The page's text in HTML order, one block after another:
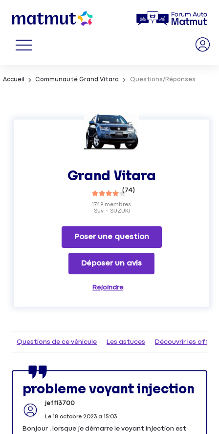
Accueil Communauté Grand Vitara Questions/Réponses
Grand Vitara
(74)
Suv SUZUKI
1749 membres
Poser une question
Déposer un avis
Rejoindre
Questions de ce véhicule Les astuces Découvrir les
probleme voyant injection
jeff13700
Le 18 octobre 2023à 15:03
Bonjour , lorsque je démarre le voyant injection est